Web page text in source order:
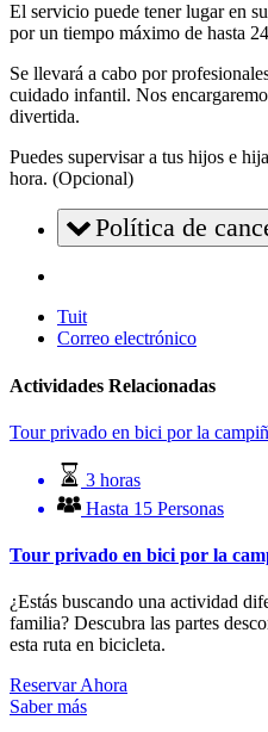
El servicio puede tener lugar en
por un tiempo máximo de hasta
Se llevará a cabo por
cuidado infantil. Nos
divertida.
Puedes supervisar a tus hijos e
hora. (Opcional)
Política de
Tuit
Correo electrónico
Actividades Relacionadas
Tour privado en bici por la
3 horas
Hasta 15 Personas
Tour privado en bici por la
¿Estás buscando una actividad
familia? Descubra las partes
esta ruta en bicicleta.
Reservar Ahora
Saber más